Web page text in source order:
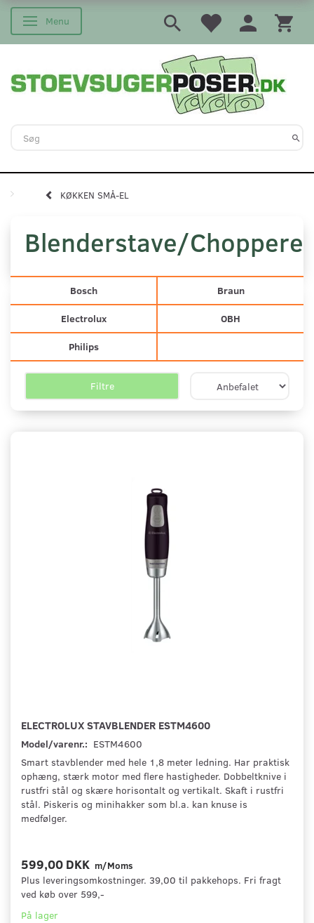
Skifte navigation
Menu
KØKKEN SMÅ-EL
Blenderstave/Choppere
Bosch Braun
Electrolux OBH
Philips
Filtre
ELECTROLUX STAVBLENDER ESTM4600
Model/varenr.: ESTM4600
Smart stavblender med hele 1,8 meter ledning. Har praktisk
ophæng, stærk motor med flere hastigheder. Dobbeltknive i
rustfri stål og skære horisontalt og vertikalt. Skaft i rustfri
stål. Piskeris og minihakker som bl.a. kan knuse is
medfølger.
599,00 DKK m/Moms
Plus leveringsomkostninger. 39,00 til pakkehops. Fri fragt
ved køb over 599,-
På lager